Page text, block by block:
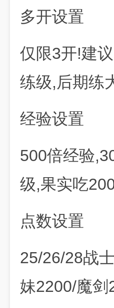
多开设置
仅限3开!建
练级,后期练
经验设置
500倍经验
级,果实吃
点数设置
25/26/28战
妹2200/魔